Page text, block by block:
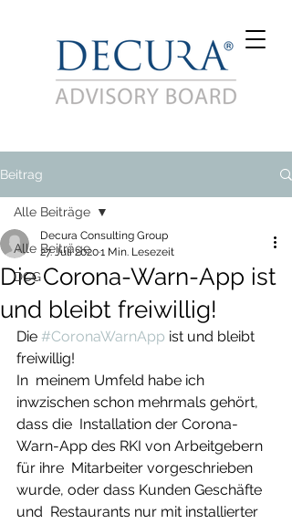
Beitrag
Alle Beiträge
DCG
Alle Beiträge
Die Corona-Warn-App ist
und bleibt freiwillig!
Decura Consulting Group
27. Juli 20201 Min. Lesezeit
Die #CoronaWarnApp ist und bleibt
freiwillig!
In  meinem Umfeld habe ich
inwzischen schon mehrmals gehört,
dass die  Installation der Corona-
Warn-App des RKI von Arbeitgebern
für ihre  Mitarbeiter vorgeschrieben
wurde, oder dass Kunden Geschäfte
und  Restaurants nur mit installierter